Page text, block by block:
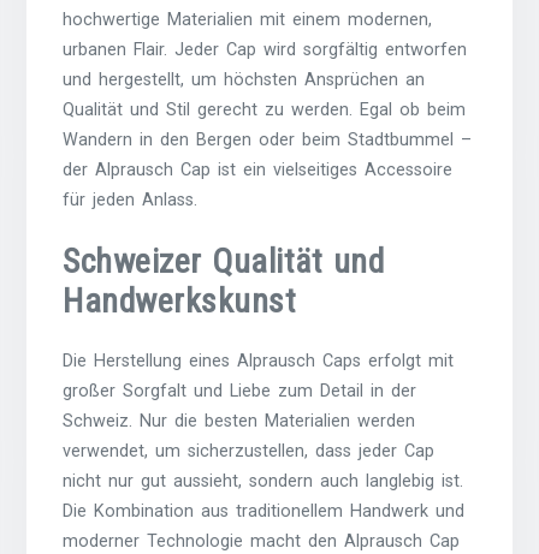
hochwertige Materialien mit einem modernen,
urbanen Flair. Jeder Cap wird sorgfältig entworfen
und hergestellt, um höchsten Ansprüchen an
Qualität und Stil gerecht zu werden. Egal ob beim
Wandern in den Bergen oder beim Stadtbummel –
der Alprausch Cap ist ein vielseitiges Accessoire
für jeden Anlass.
Schweizer Qualität und
Handwerkskunst
Die Herstellung eines Alprausch Caps erfolgt mit
großer Sorgfalt und Liebe zum Detail in der
Schweiz. Nur die besten Materialien werden
verwendet, um sicherzustellen, dass jeder Cap
nicht nur gut aussieht, sondern auch langlebig ist.
Die Kombination aus traditionellem Handwerk und
moderner Technologie macht den Alprausch Cap